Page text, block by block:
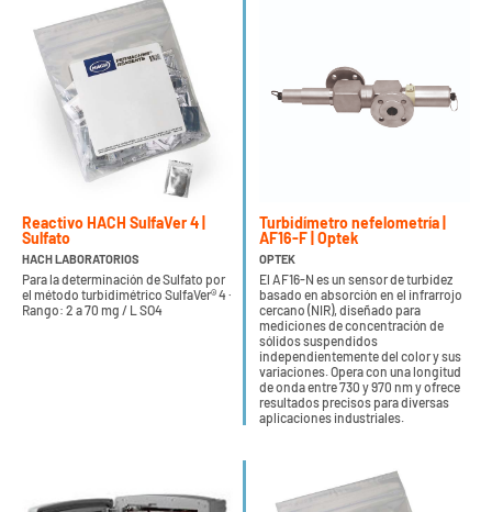
Reactivo HACH SulfaVer 4 |
Sulfato
HACH LABORATORIOS
Para la determinación de Sulfato por
el método turbidimétrico SulfaVer® 4 ·
Rango: 2 a 70 mg / L SO4
Turbidímetro nefelometría |
AF16-F | Optek
OPTEK
El AF16-N es un sensor de turbidez
basado en absorción en el infrarrojo
cercano (NIR), diseñado para
mediciones de concentración de
sólidos suspendidos
independientemente del color y sus
variaciones. Opera con una longitud
de onda entre 730 y 970 nm y ofrece
resultados precisos para diversas
aplicaciones industriales.